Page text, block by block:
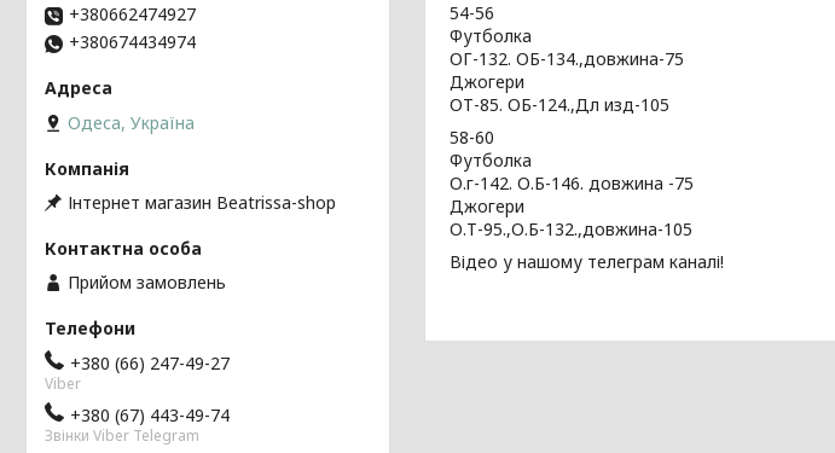
54-56
Футболка
ОГ-132. ОБ-134.,довжина-75
Джогери
ОТ-85. ОБ-124.,Дл изд-105
58-60
Футболка
О.г-142. О.Б-146. довжина -75
Джогери
О.Т-95.,О.Б-132.,довжина-105
Відео у нашому телеграм каналі!
+380662474927
+380674434974
Одеса, Україна
Інтернет магазин Beatrissa-shop
Прийом замовлень
+380 (66) 247-49-27
Viber
+380 (67) 443-49-74
Звінки Viber Telegram